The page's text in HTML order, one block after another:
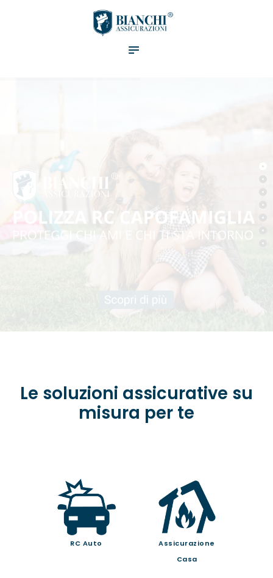
ASSICURAZIONI
Le soluzioni assicurative su
misura per te
RC Auto
Assicurazione
Casa